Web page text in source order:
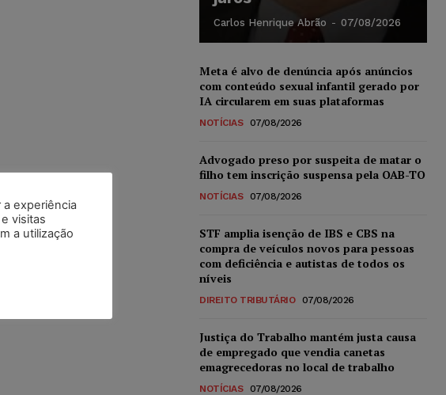
Carlos Henrique Abrão - 07/08/2026
Meta é alvo de denúncia após anúncios
com conteúdo sexual infantil gerado por
IA circularem em suas plataformas
NOTÍCIAS 07/08/2026
Advogado preso por suspeita de matar o
filho tem inscrição suspensa pela OAB-TO
NOTÍCIAS 07/08/2026
STF amplia isenção de IBS e CBS na
compra de veículos novos para pessoas
com deficiência e autistas de todos os
níveis
DIREITO TRIBUTÁRIO 07/08/2026
Justiça do Trabalho mantém justa causa
de empregado que vendia canetas
emagrecedoras no local de trabalho
NOTÍCIAS 07/08/2026
experiência
visitas
a utilização